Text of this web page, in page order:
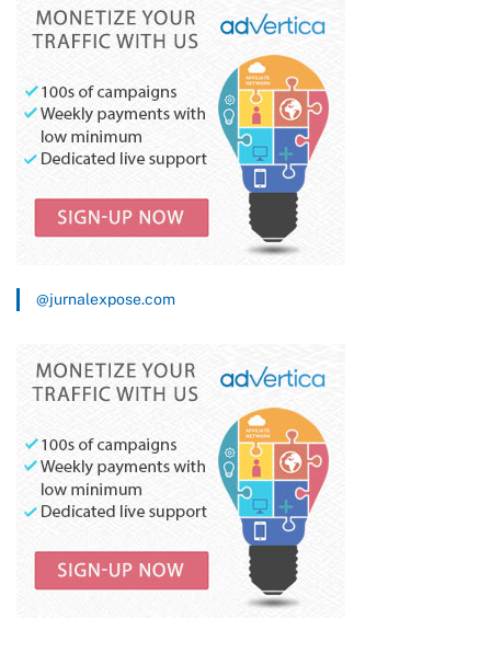
Warga
@jurnalexpose.com